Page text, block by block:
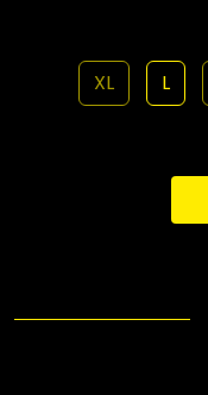
L
XL